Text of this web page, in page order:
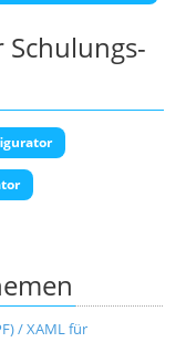
/ XAML für